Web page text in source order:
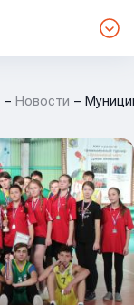
Новости